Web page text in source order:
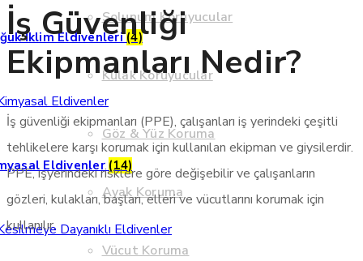
Solunum Koruyucular
Kulak Koruyucular
Göz & Yüz Koruma
Ayak Koruma
Vücut Koruma
İklim Eldivenleri(4)
Eldivenler (14)
İş Güvenliği
Ekipmanları Nedir?
İş güvenliği ekipmanları (PPE), çalışanları iş yerindeki çeşitli
tehlikelere karşı korumak için kullanılan ekipman ve giysilerdir.
PPE, işyerindeki risklere göre değişebilir ve çalışanların
gözleri, kulakları, başları, elleri ve vücutlarını korumak için
kullanılır.